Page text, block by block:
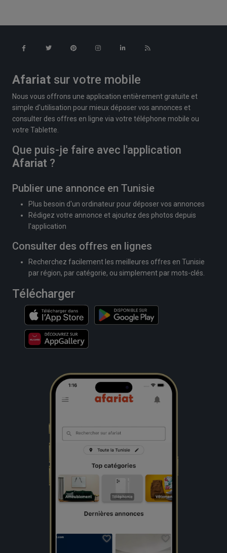
Afariat sur votre mobile
Nous vous offrons une application entièrement gratuite et
simple d'utilisation pour mieux déposer vos annonces et
consulter des offres en ligne via votre téléphone mobile ou
votre Tablette.
Que puis-je faire avec l'application
Afariat ?
Publier une annonce en Tunisie
Plus besoin d'un ordinateur pour déposer vos annonces
Rédigez votre annonce et ajoutez des photos depuis
l'application
Consulter des offres en lignes
Recherchez facilement les meilleures offres en Tunisie
par région, par catégorie, ou simplement par mots-clés.
Télécharger